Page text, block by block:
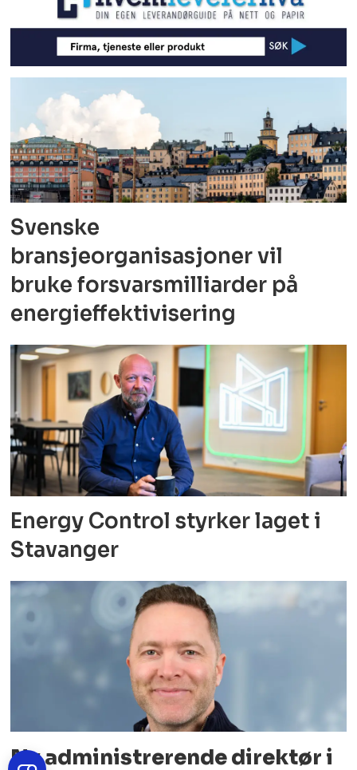
Svenske
bransjeorganisasjoner vil
bruke forsvarsmilliarder på
energieffektivisering
Energy Control styrker laget i
Stavanger
Ny administrerende direktør i